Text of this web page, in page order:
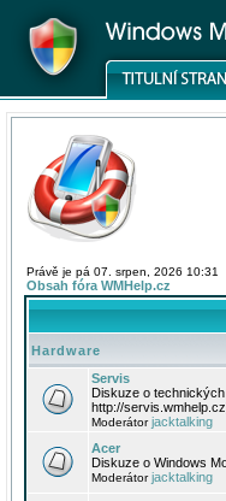
Právě je pá 07. srpen, 2026 10:31
Obsah fóra WMHelp.cz
Hardware
Servis
Diskuze o
http://
Moderátorjacktalking
Acer
Diskuze o Windows
Moderátorjacktalking